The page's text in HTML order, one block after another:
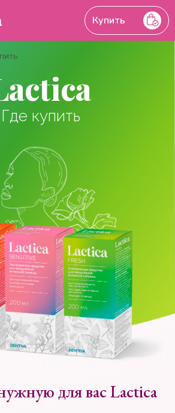
Купить
Где купить
для вас Lactica